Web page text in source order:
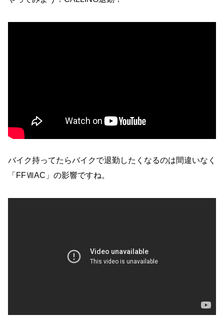
バイク持ってたらバイクで退勤したくなるのは間違いなく
「FFⅦAC」の影響ですね。